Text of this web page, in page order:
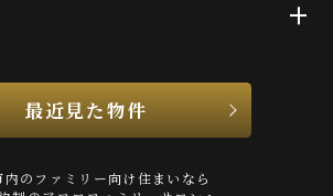
最近見た物件
内のファミリー向け住まいなら